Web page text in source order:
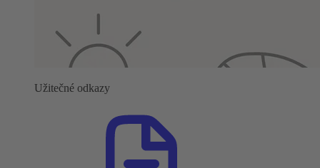
Užitečné odkazy